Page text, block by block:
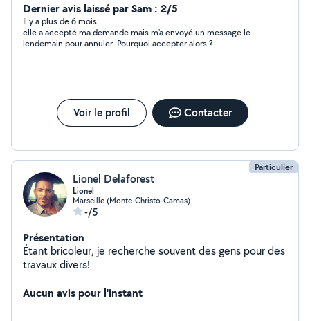
accompagnement RDV médicaux, préparation repas et
ménage.
Dernier avis laissé par Sam : 2/5
Il y a plus de 6 mois
elle a accepté ma demande mais m'a envoyé un message le
lendemain pour annuler. Pourquoi accepter alors ?
Voir le profil Contacter
Particulier
Lionel Delaforest
Lionel
Marseille (Monte-Christo-Camas)
-/5
Présentation
Étant bricoleur, je recherche souvent des gens pour des
travaux divers!
Aucun avis pour l'instant